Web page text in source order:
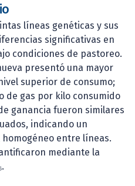
líneas genéticas y sus
significativas en
condiciones de pastoreo.
presentó una mayor
superior de consumo;
de gas por kilo consumido
ganancia fueron similares
indicando un
entre líneas.
mediante la